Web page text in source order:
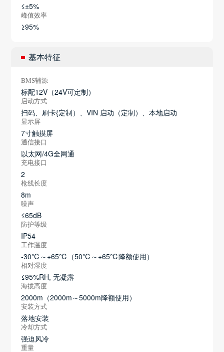
≤±5%
峰值效率
≥95%
基本特征
BMS辅源
标配12V（24V可定制）
启动方式
扫码、刷卡{定制）、VIN 启动（定制）、本地启动
显示屏
7寸触摸屏
通信接口
以太网/4G全网通
充电接口
2
枪线长度
8m
噪声
≤65dB
防护等级
IP54
工作温度
-30℃～+65℃（50℃～+65℃降额使用）
相对湿度
≤95%RH, 无凝露
海拔高度
2000m（2000m～5000m降额使用）
安装方式
落地安装
冷却方式
强迫风冷
重量